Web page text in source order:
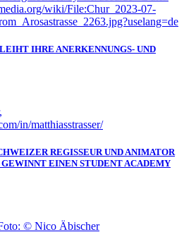
IHRE ANERKENNUNGS- UND
REGISSEUR UND ANIMATOR
EINEN STUDENT ACADEMY